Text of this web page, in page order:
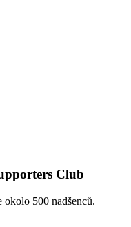
Club
okolo 500 nadšenců.